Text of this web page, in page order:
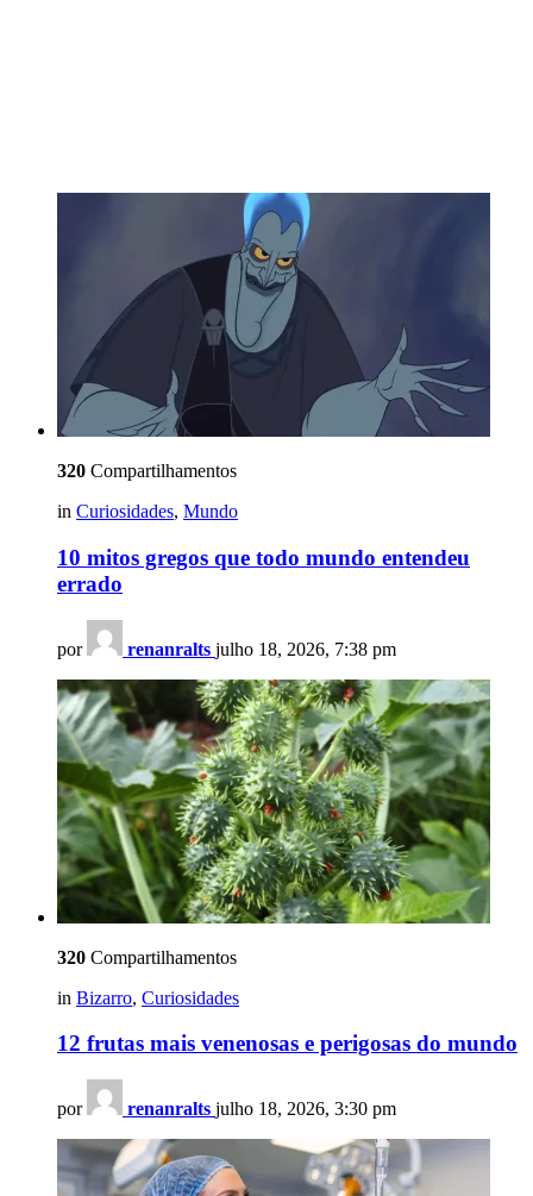
320 Compartilhamentos
in Curiosidades, Mundo
10 mitos gregos que todo mundo entendeu
errado
por renanralts julho 18, 2026, 7:38 pm
320 Compartilhamentos
in Bizarro, Curiosidades
12 frutas mais venenosas e perigosas do mundo
por renanralts julho 18, 2026, 3:30 pm